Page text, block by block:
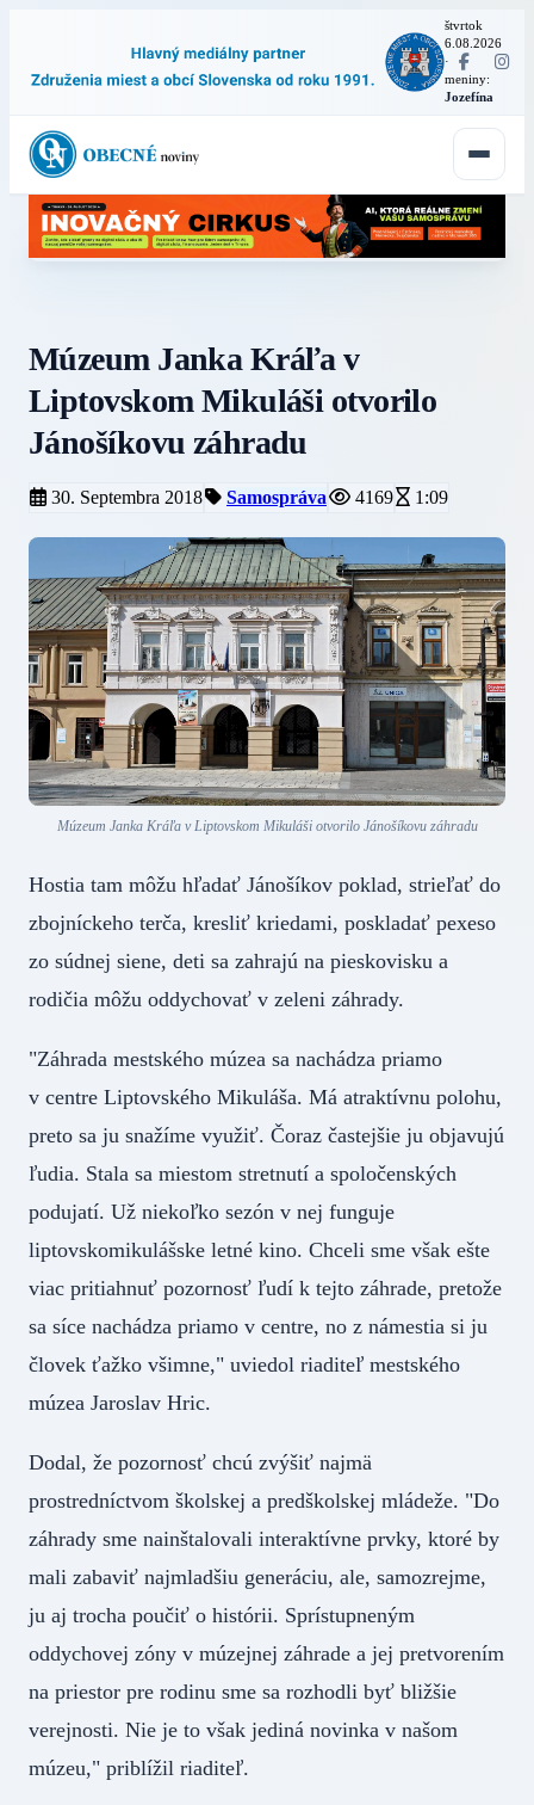
štvrtok
6.08.2026
·
meniny:
Jozefína
Múzeum Janka Kráľa v
Liptovskom Mikuláši otvorilo
Jánošíkovu záhradu
30. Septembra 2018 Samospráva 4169 1:09
Múzeum Janka Kráľa v Liptovskom Mikuláši otvorilo Jánošíkovu záhradu
Hostia tam môžu hľadať Jánošíkov poklad, strieľať do
zbojníckeho terča, kresliť kriedami, poskladať pexeso
zo súdnej siene, deti sa zahrajú na pieskovisku a
rodičia môžu oddychovať v zeleni záhrady.
"Záhrada mestského múzea sa nachádza priamo
v centre Liptovského Mikuláša. Má atraktívnu polohu,
preto sa ju snažíme využiť. Čoraz častejšie ju objavujú
ľudia. Stala sa miestom stretnutí a spoločenských
podujatí. Už niekoľko sezón v nej funguje
liptovskomikulášske letné kino. Chceli sme však ešte
viac pritiahnuť pozornosť ľudí k tejto záhrade, pretože
sa síce nachádza priamo v centre, no z námestia si ju
človek ťažko všimne," uviedol riaditeľ mestského
múzea Jaroslav Hric.
Dodal, že pozornosť chcú zvýšiť najmä
prostredníctvom školskej a predškolskej mládeže. "Do
záhrady sme nainštalovali interaktívne prvky, ktoré by
mali zabaviť najmladšiu generáciu, ale, samozrejme,
ju aj trocha poučiť o histórii. Sprístupneným
oddychovej zóny v múzejnej záhrade a jej pretvorením
na priestor pre rodinu sme sa rozhodli byť bližšie
verejnosti. Nie je to však jediná novinka v našom
múzeu," priblížil riaditeľ.